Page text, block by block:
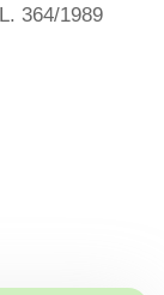
364/1989